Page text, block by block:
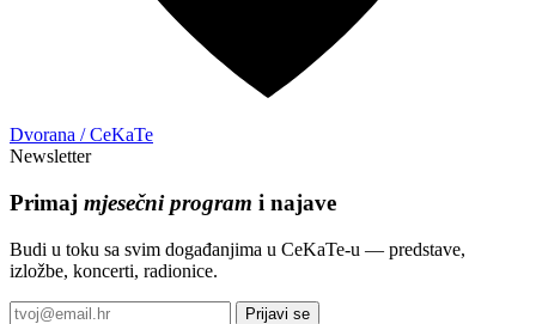
Dvorana / CeKaTe
Newsletter
Primaj mjesečni program i najave
Budi u toku sa svim događanjima u CeKaTe-u — predstave,
izložbe, koncerti, radionice.
Prijavi se